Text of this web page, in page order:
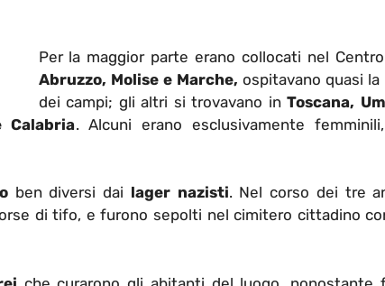
Per la maggior parte erano collocati nel
Abruzzo, Molise e Marche, ospitavano quasi la
dei campi; gli altri si trovavano inToscana,
Calabria. Alcuni erano esclusivamente
ben diversi dai lager nazisti. Nel corso dei tre
di tifo, e furono sepolti nel cimitero cittadino